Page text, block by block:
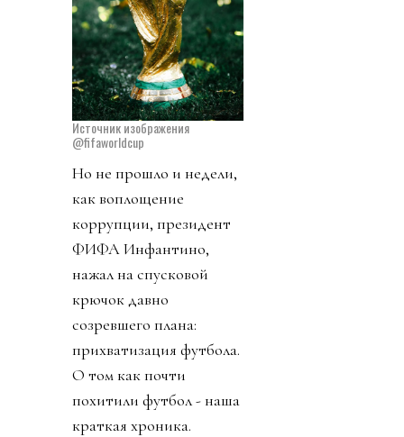
Источник изображения
@fifaworldcup
Но не прошло и недели,
как воплощение
коррупции, президент
ФИФА Инфантино,
нажал на спусковой
крючок давно
созревшего плана:
прихватизация футбола.
О том как почти
похитили футбол - наша
краткая хроника.